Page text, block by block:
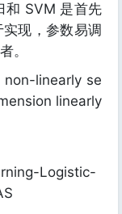
和 SVM 是首先
现，参数易调
。